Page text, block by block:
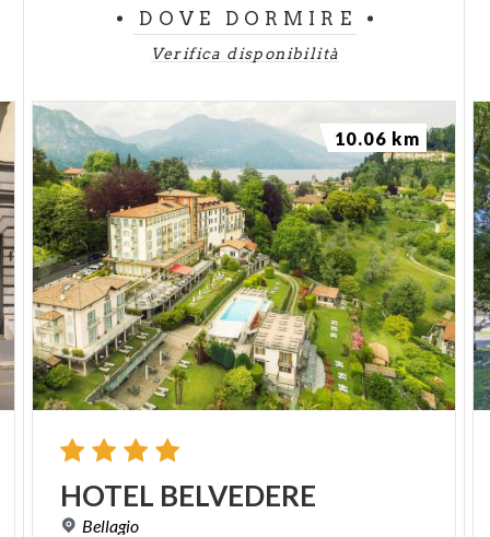
DOVE DORMIRE
Verifica disponibilità
HOTEL BELVEDERE
Bellagio
10.06 km